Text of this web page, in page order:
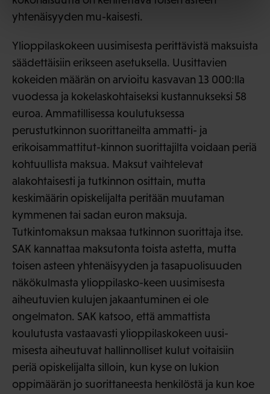
yhtenäisyyden mu-kaisesti.
Ylioppilaskokeen uusimisesta perittävistä maksuista
säädettäisiin erikseen asetuksella. Uusittavien
kokeiden määrän on arvioitu kasvavan 13 000:lla
vuodessa ja kokelaskohtaiseksi kustannukseksi 58
euroa. Ammatillisessa koulutuksessa
perustutkinnon suorittaneilta ammatti- ja
erikoisammattitut-kinnon suorittajilta voidaan periä
kohtuullista maksua. Maksut vaihtelevat
alakohtaisesti ja tutkinnon osittain, mutta
keskimäärin opiskelijalta peritään muutaman
kymmenen tai sadan euron maksuja.
Tutkintomaksun maksaa tutkinnon suorittaja itse.
SAK kannattaa maksutonta toista astetta, mutta
toisen asteen yhtenäisyyden ja tasapuolisuuden
näkökulmasta ylioppilasko-keen uusimisesta
aiheutuvien kulujen jakaantuminen ei ole
ongelmaton. SAK katsoo, että ammattista
koulutusta vastaavasti ylioppilaskokeen uusi-
misesta aiheutuvat hallinnolliset kulut voitaisiin
periä opiskelijalta silloin, kun kyse on lukion
oppimäärän jo suorittaneesta henkilöstä ja kun koe